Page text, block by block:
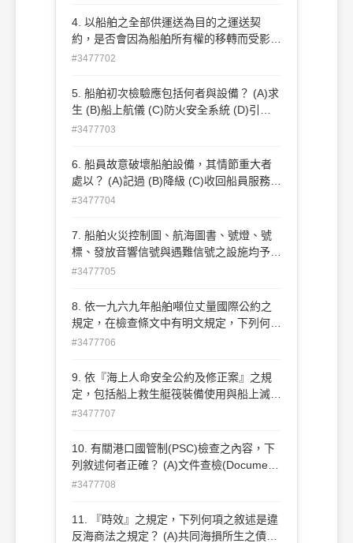
4. 以船舶之全部供運送為目的之運送契
約，是否會因為船舶所有權的移轉而受影
響？ (A)依契約而定 (B)由新船舶所有人決
#3477702
5. 船舶初次檢驗應包括何者與設備？ (A)求
生 (B)船上航儀 (C)防火安全系統 (D)引水
人員升降設施
#3477703
6. 船員故意破壞船舶設備，其情節重大者
處以？ (A)記過 (B)降級 (C)收回船員服務手
冊 (D)廢止船員服務手冊
#3477704
7. 船舶火災控制圖、航海圖書、號燈、號
標、發放音響信號與遇難信號之設施均予以
檢 驗，以確實符合何者之規定？ (A)防止污
線 國際公約 (D)海上人命安全國際公約
#3477705
8. 依一九六九年船舶噸位丈量國際公約之
規定，在檢查條文中有明文規定，下列何項
為 正確？ (A)該船有主要特徵與證書中所載
載 重線發生變動，則可滯留船舶 (C)在任何
情況下，皆不得因施行這種檢查而滯留船舶
#3477706
9. 依『海上人命安全公約及修正案』之規
定，包括船上救生艇筏裝備使用與船上滅火
設備使用之在船訓練及講授，應儘早但不遲
(C)21天 (D)30天
#3477707
10. 有關港口國管制(PSC)檢查之內容，下
列敘述何者正確？ (A)文件查檢(Document
Examination) (B)一般查檢(General
(More detailed Examination) (D)A.B.C項
均屬之
#3477708
11. 『時效』之規定，下列何項之敘述是違
反海商法之規定？ (A)共同海損所生之債